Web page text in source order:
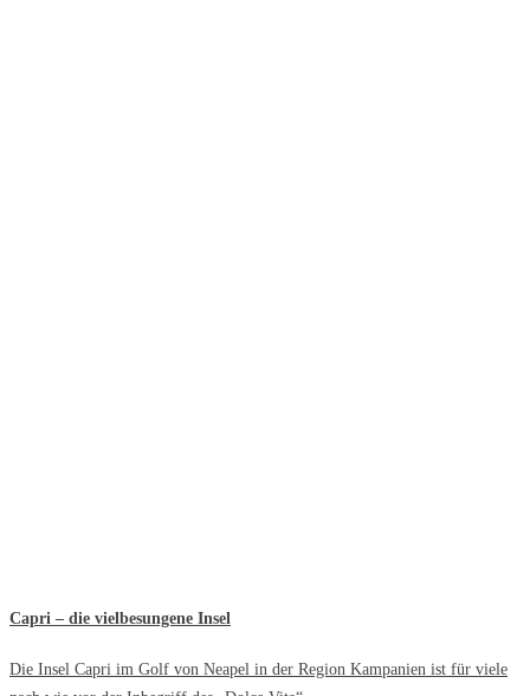
Capri – die vielbesungene Insel
Die Insel Capri im Golf von Neapel in der Region Kampanien ist für viele